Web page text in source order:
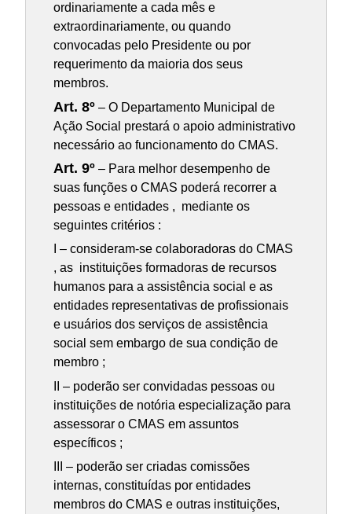
ordinariamente a cada mês e
extraordinariamente, ou quando
convocadas pelo Presidente ou por
requerimento da maioria dos seus
membros.
Art. 8º – O Departamento Municipal de
Ação Social prestará o apoio administrativo
necessário ao funcionamento do CMAS.
Art. 9º – Para melhor desempenho de
suas funções o CMAS poderá recorrer a
pessoas e entidades , mediante os
seguintes critérios :
I – consideram-se colaboradoras do CMAS
, as instituições formadoras de recursos
humanos para a assistência social e as
entidades representativas de profissionais
e usuários dos serviços de assistência
social sem embargo de sua condição de
membro ;
II – poderão ser convidadas pessoas ou
instituições de notória especialização para
assessorar o CMAS em assuntos
específicos ;
III – poderão ser criadas comissões
internas, constituídas por entidades
membros do CMAS e outras instituições,